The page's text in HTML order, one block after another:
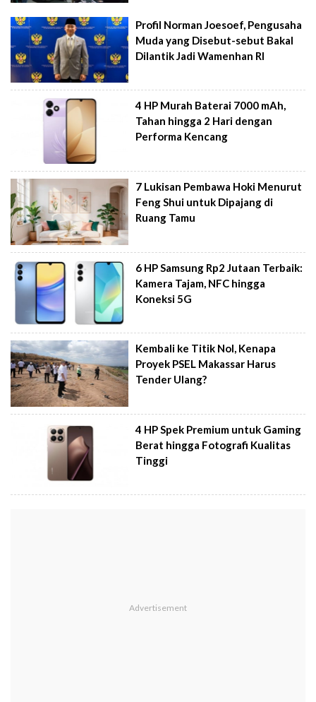
Profil Norman Joesoef, Pengusaha
Muda yang Disebut-sebut Bakal
Dilantik Jadi Wamenhan RI
4 HP Murah Baterai 7000 mAh,
Tahan hingga 2 Hari dengan
Performa Kencang
7 Lukisan Pembawa Hoki Menurut
Feng Shui untuk Dipajang di
Ruang Tamu
6 HP Samsung Rp2 Jutaan Terbaik:
Kamera Tajam, NFC hingga
Koneksi 5G
Kembali ke Titik Nol, Kenapa
Proyek PSEL Makassar Harus
Tender Ulang?
4 HP Spek Premium untuk Gaming
Berat hingga Fotografi Kualitas
Tinggi